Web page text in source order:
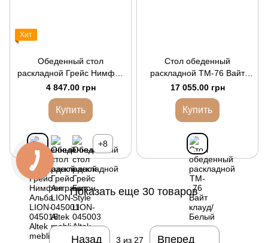
Хит
Обеденный стол
раскладной Грейс Нимфея
Альба
4 847.00 грн
Купить
+8
Стол обеденный
раскладной TM-76 Вайт
клауд/Белый
17 055.00 грн
Купить
Показать еще 30 товаров
Назад 3 из 27 Вперед